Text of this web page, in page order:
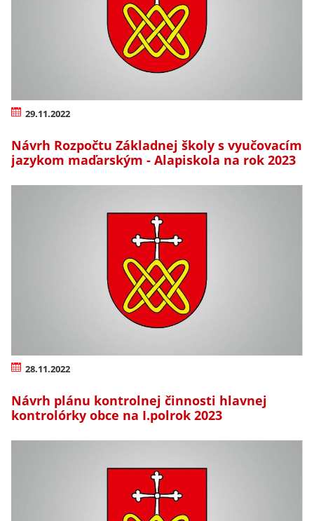
29.11.2022
Návrh Rozpočtu Základnej školy s vyučovacím
jazykom maďarským - Alapiskola na rok 2023
28.11.2022
Návrh plánu kontrolnej činnosti hlavnej
kontrolórky obce na I.polrok 2023